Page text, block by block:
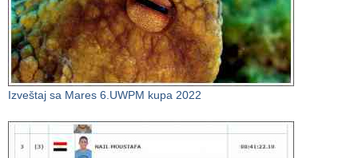
Izveštaj sa Mares 6.UWPM kupa 2022